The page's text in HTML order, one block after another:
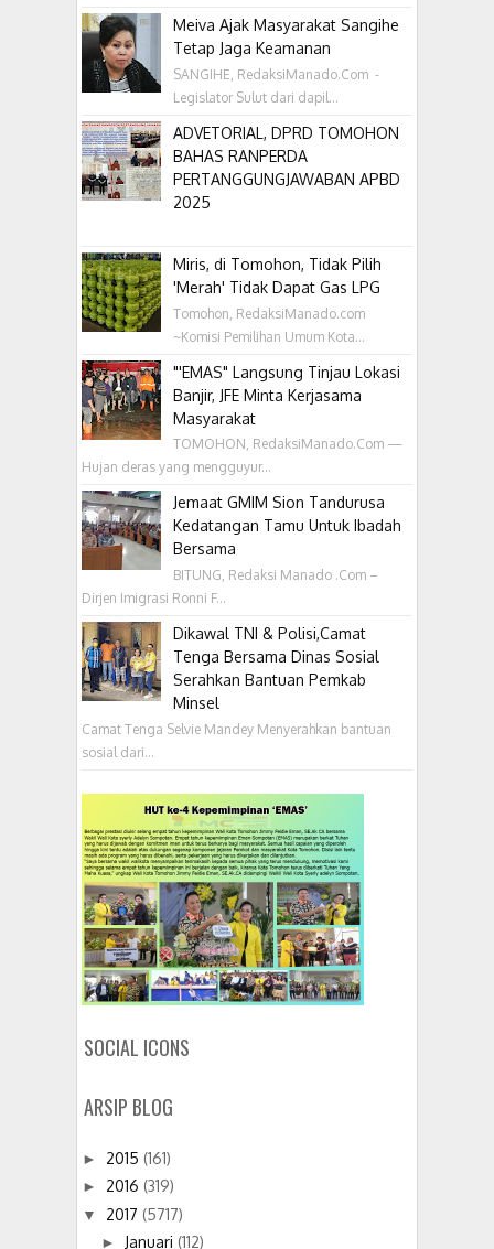
Meiva Ajak Masyarakat Sangihe
Tetap Jaga Keamanan
SANGIHE, RedaksiManado.Com -
Legislator Sulut dari dapil...
ADVETORIAL, DPRD TOMOHON
BAHAS RANPERDA
PERTANGGUNGJAWABAN APBD
2025
Miris, di Tomohon, Tidak Pilih
'Merah' Tidak Dapat Gas LPG
Tomohon, RedaksiManado.com
~Komisi Pemilihan Umum Kota...
"'EMAS" Langsung Tinjau Lokasi
Banjir, JFE Minta Kerjasama
Masyarakat
TOMOHON, RedaksiManado.Com —
Hujan deras yang mengguyur...
Jemaat GMIM Sion Tandurusa
Kedatangan Tamu Untuk Ibadah
Bersama
BITUNG, Redaksi Manado .Com –
Dirjen Imigrasi Ronni F...
Dikawal TNI & Polisi,Camat
Tenga Bersama Dinas Sosial
Serahkan Bantuan Pemkab
Minsel
Camat Tenga Selvie Mandey Menyerahkan bantuan
sosial dari...
SOCIAL ICONS
ARSIP BLOG
► 2015 (161)
► 2016 (319)
▼ 2017 (5717)
► Januari (112)